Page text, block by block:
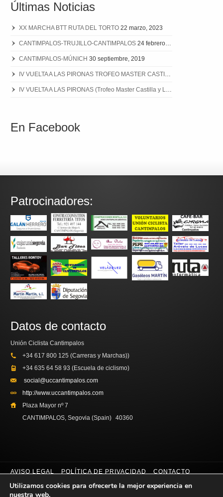
Últimas Noticias
XX MARCHA BTT RUTA DEL TORTO 22 marzo, 2023
CANTIMPALOS-TRUJILLO-CANTIMPALOS 24 febrero, 2020
CANTIMPALOS-MÚNICH 30 septiembre, 2019
IV VUELTA A LAS PIRONAS TROFEO MASTER CASTILLA Y LEON
IV VUELTA A LAS PIRONAS (Trofeo Master Castilla y León)
En Facebook
Patrocinadores:
Datos de contacto
Unión Ciclista Cantimpalos
+34 617 800 125 (Carreras y Marchas))
+34 635 64 58 93 (Escuela de ciclismo)
social@uccantimpalos.com
http://www.uccantimpalos.com
Plaza Mayor nº 7
CANTIMPALOS, Segovia (Spain) 40360
AVISO LEGAL POLÍTICA DE PRIVACIDAD CONTACTO
Copyright © 2014. Unión Ciclista Cantimpalos
Utilizamos cookies para ofrecerte la mejor experiencia en
nuestra web.